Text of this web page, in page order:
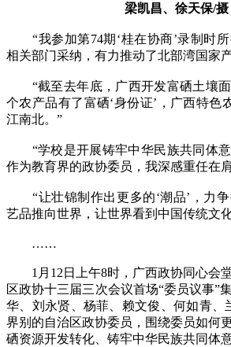
梁凯昌、徐天保/摄
“我参加第74期‘桂在协商’录制时所
相关部门采纳，有力推动了北部湾国家
“截至去年底，广西开发富硒土壤面
个农产品有了富硒‘身份证’，广西特色
江南北。”
“学校是开展铸牢中华民族共同体意
作为教育界的政协委员，我深感重任在
“让壮锦制作出更多的‘潮品’，力争
艺品推向世界，让世界看到中国传统文
……
1月12日上午8时，广西政协同心会
区政协十三届三次会议首场“委员议事”
华、刘永贤、杨菲、赖文俊、何如青、
界别的自治区政协委员，围绕委员如何
硒资源开发转化、铸牢中华民族共同体